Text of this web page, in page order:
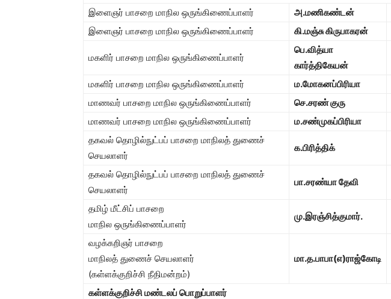
இளைஞர் பாசறை மாநில ஒருங்கிணைப்பாளர்
அ.மணிகண்டன்
இளைஞர் பாசறை மாநில ஒருங்கிணைப்பாளர்
கி.மஞ்சு கிருபாகரன்
மகளிர் பாசறை மாநில ஒருங்கிணைப்பாளர்
பெ.வித்யா
கார்த்திகேயன்
மகளிர் பாசறை மாநில ஒருங்கிணைப்பாளர் ம.மோகனப்பிரியா
மாணவர் பாசறை மாநில ஒருங்கிணைப்பாளர்
செ.சரண் குரு
மாணவர் பாசறை மாநில ஒருங்கிணைப்பாளர்
ம.சண்முகப்பிரியா
தகவல் தொழில்நுட்பப் பாசறை மாநிலத் துணைச்
செயலாளர்
க.பிரித்திக்
தகவல் தொழில்நுட்பப் பாசறை மாநிலத் துணைச்
செயலாளர்
பா.சரண்யா தேவி
தமிழ் மீட்சிப் பாசறை
மாநில ஒருங்கிணைப்பாளர்
மு.இரஞ்சித்குமார்.
வழக்கறிஞர் பாசறை
மாநிலத் துணைச் செயலாளர்
(கள்ளக்குறிச்சி நீதிமன்றம்)
மா.த.பாபா(எ)ராஜ்கோடி
கள்ளக்குறிச்சி மண்டலப் பொறுப்பாளர்